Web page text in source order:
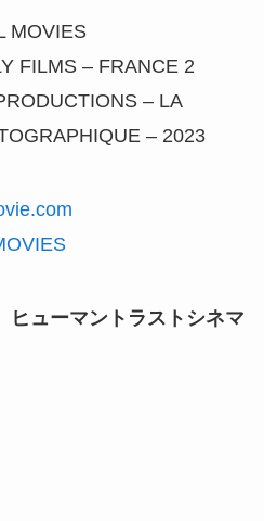
MOVIES
FILMS – FRANCE 2
– LA
– 2023
ヒューマントラストシネマ